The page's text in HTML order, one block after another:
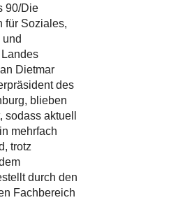
90/Die
für Soziales,
Dietmar
des
blieben
aktuell
mehrfach
trotz
durch den
Fachbereich